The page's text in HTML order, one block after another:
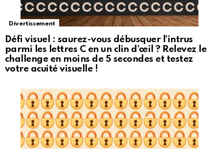
Divertissement
Défi visuel : saurez-vous débusquer l’intrus
parmi les lettres C en un clin d’œil ? Relevez le
challenge en moins de 5 secondes et testez
votre acuité visuelle !